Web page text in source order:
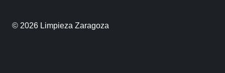
© 2026 Limpieza Zaragoza